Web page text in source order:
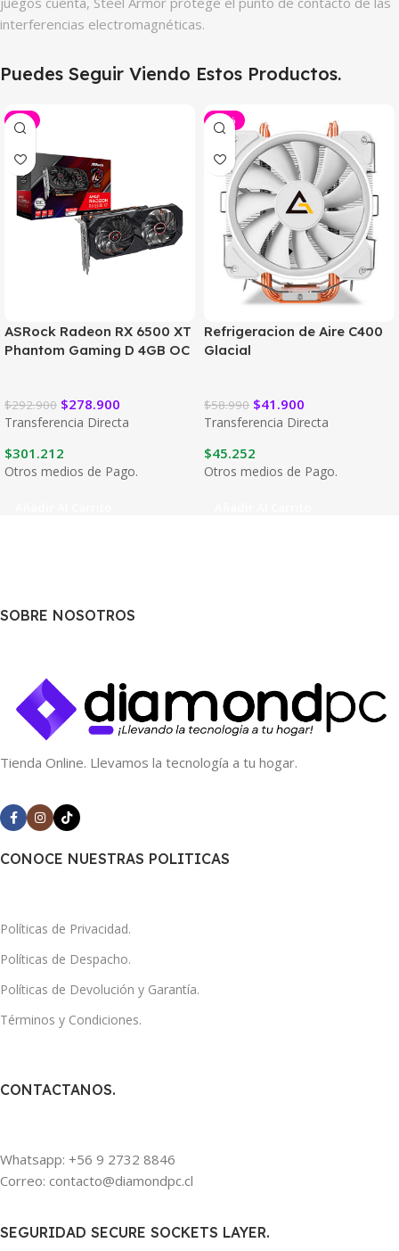
interferencias electromagnéticas.
Puedes Seguir Viendo Estos Productos.
-5%
ASRock Radeon RX 6500 XT
Phantom Gaming D 4GB OC
$292.900 $278.900
Transferencia Directa
$301.212
Otros medios de Pago.
-29%
Refrigeracion de Aire C400
Glacial
$58.990 $41.900
Transferencia Directa
$45.252
Otros medios de Pago.
SOBRE NOSOTROS
Tienda Online. Llevamos la tecnología a tu hogar.
CONOCE NUESTRAS POLITICAS
Políticas de Privacidad.
Políticas de Despacho.
Políticas de Devolución y Garantía.
Términos y Condiciones.
CONTACTANOS.
Whatsapp: +56 9 2732 8846
Correo: contacto@diamondpc.cl
SEGURIDAD SECURE SOCKETS LAYER.